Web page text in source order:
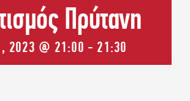
Πρύτανη
2023 @ 21:00 - 21:30